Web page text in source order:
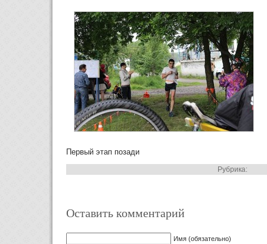
Первый этап позади
Рубрика:
Оставить комментарий
Имя (обязательно)